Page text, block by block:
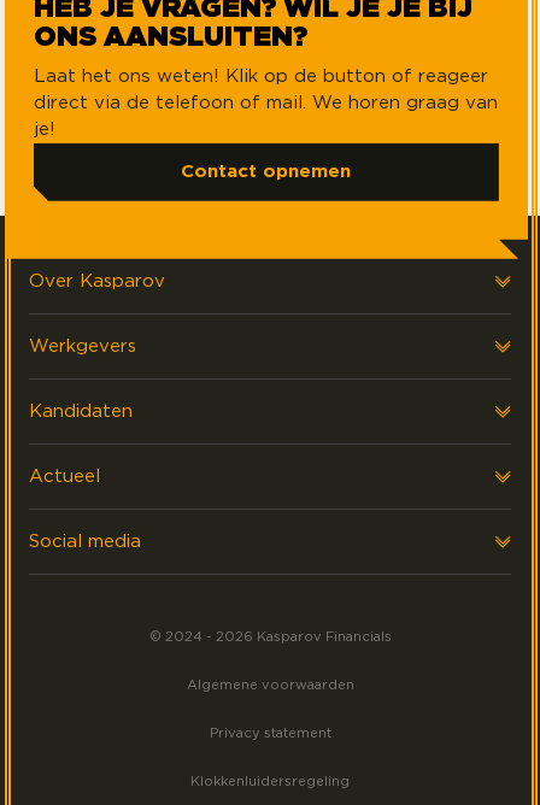
HEB JE VRAGEN? WIL JE JE BIJ
ONS AANSLUITEN?
Laat het ons weten! Klik op de button of reageer
direct via de telefoon of mail. We horen graag van
je!
Contact opnemen
Over Kasparov
FAQ & Contact
Werkgevers
Werving & Selectie
Kandidaten
Actueel
Meest gezocht
Social media
© 2024 - 2026 Kasparov Financials
Algemene voorwaarden
Privacy statement
Klokkenluidersregeling